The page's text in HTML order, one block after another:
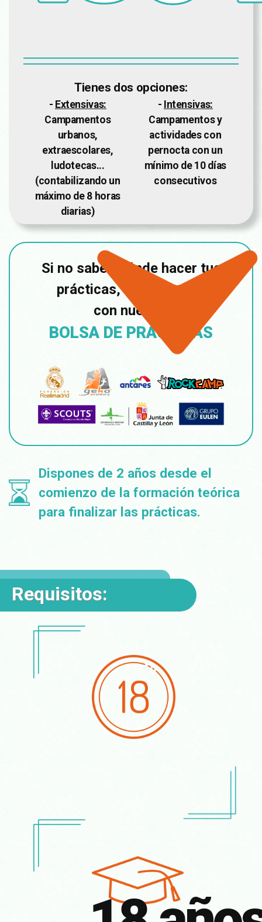
Tienes dos opciones:
- Extensivas:
Campamentos
urbanos,
extraescolares,
ludotecas...
(contabilizando un
máximo de 8 horas
diarias)
- Intensivas:
Campamentos y
actividades con
pernocta con un
mínimo de 10 días
consecutivos
Si no sabes dónde hacer tus
prácticas, te ayudamos
con nuestra
BOLSA DE PRÁCTICAS
Dispones de 2 años desde el
comienzo de la formación teórica
para finalizar las prácticas.
Requisitos: